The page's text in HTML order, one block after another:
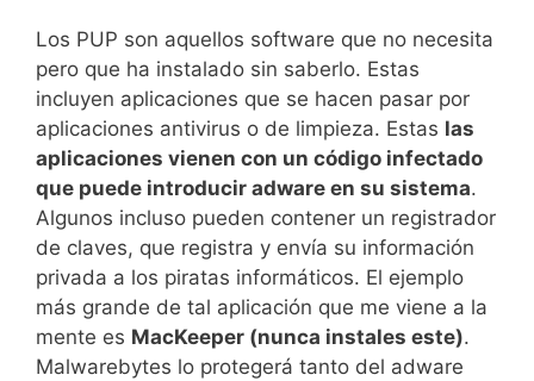
Los PUP son aquellos software que no necesita
pero que ha instalado sin saberlo. Estas
incluyen aplicaciones que se hacen pasar por
aplicaciones antivirus o de limpieza. Estas las
aplicaciones vienen con un código infectado
que puede introducir adware en su sistema.
Algunos incluso pueden contener un registrador
de claves, que registra y envía su información
privada a los piratas informáticos. El ejemplo
más grande de tal aplicación que me viene a la
mente es MacKeeper (nunca instales este).
Malwarebytes lo protegerá tanto del adware